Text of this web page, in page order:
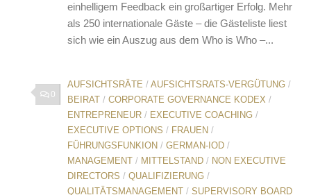
einhelligem Feedback ein großartiger Erfolg. Mehr
als 250 internationale Gäste – die Gästeliste liest
sich wie ein Auszug aus dem Who is Who –...
0
AUFSICHTSRÄTE / AUFSICHTSRATS-VERGÜTUNG /
BEIRAT / CORPORATE GOVERNANCE KODEX /
ENTREPRENEUR / EXECUTIVE COACHING /
EXECUTIVE OPTIONS / FRAUEN /
FÜHRUNGSFUNKION / GERMAN-IOD /
MANAGEMENT / MITTELSTAND / NON EXECUTIVE
DIRECTORS / QUALIFIZIERUNG /
QUALITÄTSMANAGEMENT / SUPERVISORY BOARD